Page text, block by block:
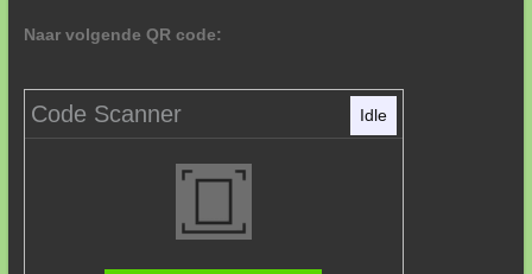
Naar volgende QR code:
Code Scanner Idle